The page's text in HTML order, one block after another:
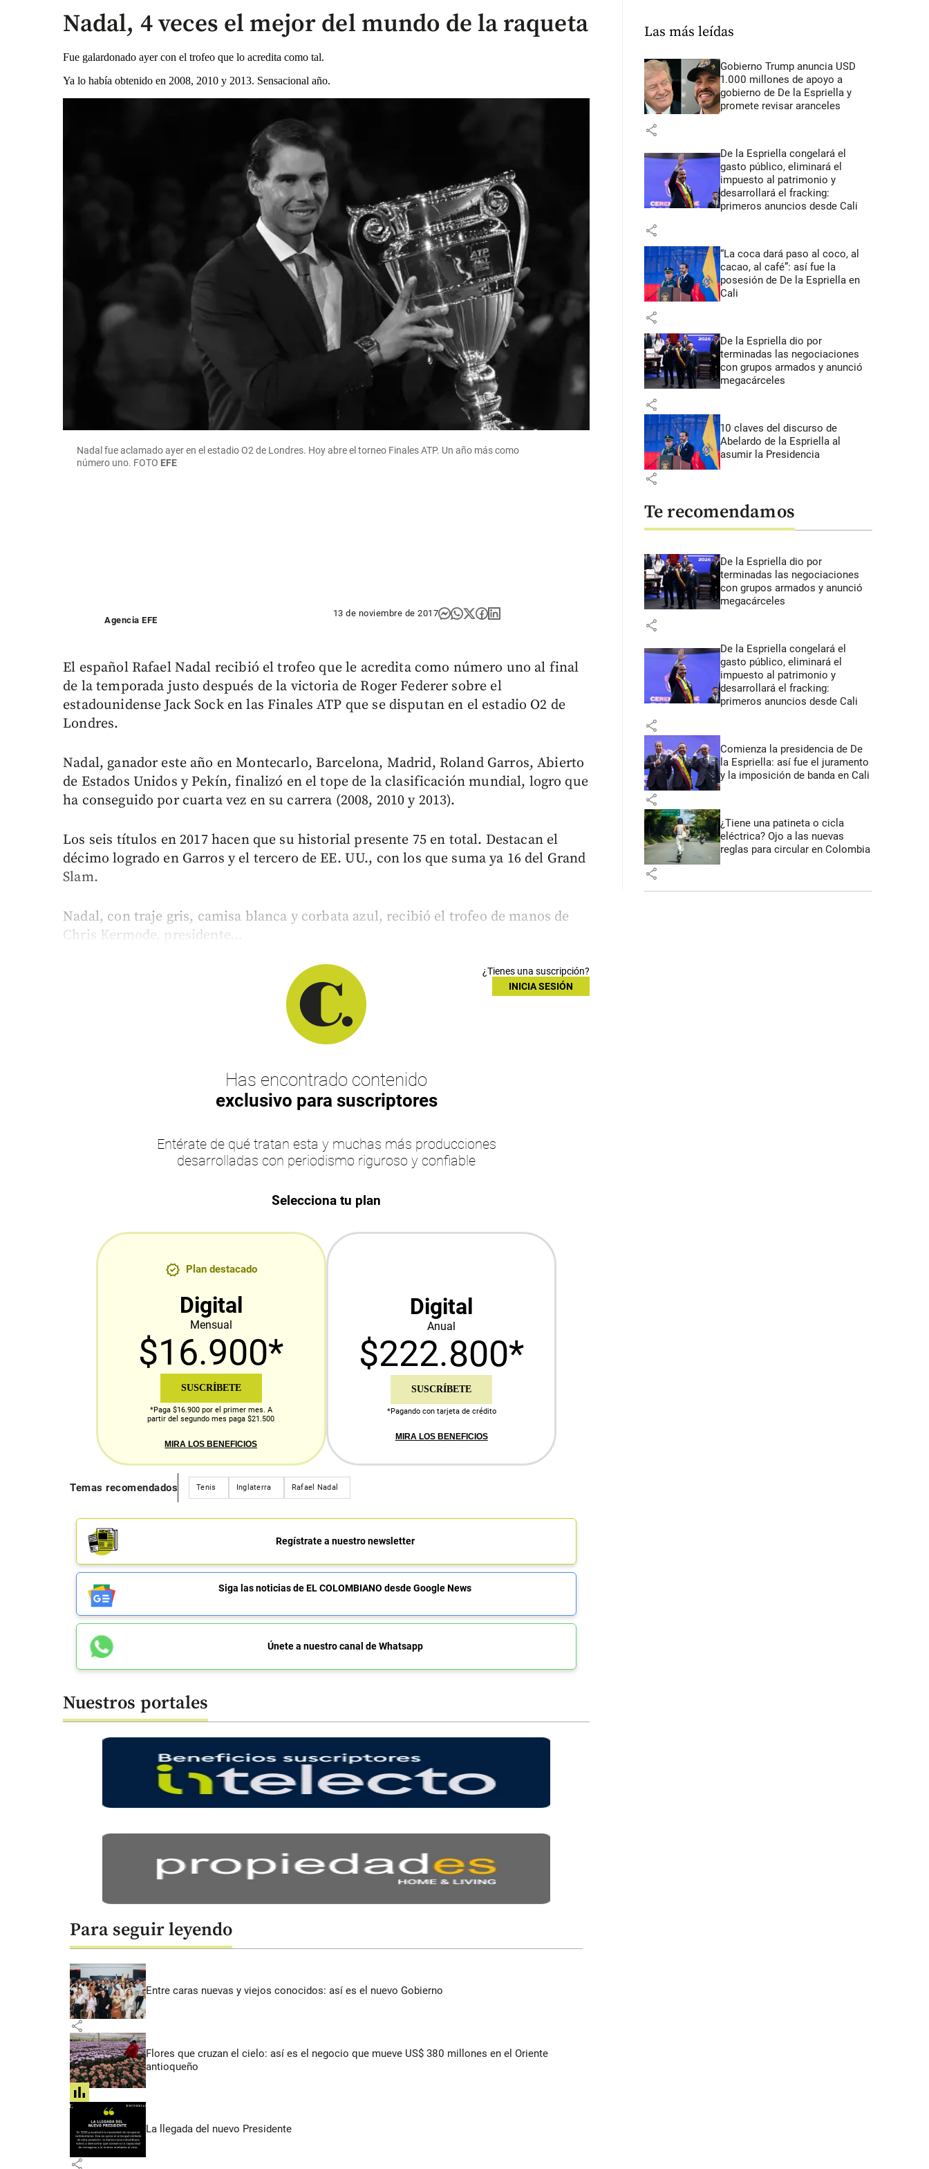
Nadal, 4 veces el mejor del mundo de la raqueta
Fue galardonado ayer con el trofeo que lo acredita como tal.
Ya lo había obtenido en 2008, 2010 y 2013. Sensacional año.
Nadal fue aclamado ayer en el estadio O2 de Londres. Hoy abre el torneo Finales ATP. Un año más como
número uno. FOTO EFE
Agencia EFE
13 de noviembre de 2017
El español Rafael Nadal recibió el trofeo que le acredita como número uno al final
de la temporada justo después de la victoria de Roger Federer sobre el
estadounidense Jack Sock en las Finales ATP que se disputan en el estadio O2 de
Londres.
Nadal, ganador este año en Montecarlo, Barcelona, Madrid, Roland Garros, Abierto
de Estados Unidos y Pekín, finalizó en el tope de la clasificación mundial, logro que
ha conseguido por cuarta vez en su carrera (2008, 2010 y 2013).
Los seis títulos en 2017 hacen que su historial presente 75 en total. Destacan el
décimo logrado en Garros y el tercero de EE. UU., con los que suma ya 16 del Grand
Slam.
Nadal, con traje gris, camisa blanca y corbata azul, recibió el trofeo de manos de
Chris Kermode, presidente...
¿Tienes una suscripción?
INICIA SESIÓN
Has encontrado contenido
exclusivo para suscriptores
Entérate de qué tratan esta y muchas más producciones
desarrolladas con periodismo riguroso y confiable
Selecciona tu plan
Plan destacado
Digital
Mensual
$16.900*
SUSCRÍBETE
*Paga $16.900 por el primer mes. A
partir del segundo mes paga $21.500
MIRA LOS BENEFICIOS
Digital
Anual
$222.800*
SUSCRÍBETE
*Pagando con tarjeta de crédito
MIRA LOS BENEFICIOS
Temas recomendados Tenis Inglaterra Rafael Nadal
Regístrate a nuestro newsletter
Siga las noticias de EL COLOMBIANO desde Google News
Únete a nuestro canal de Whatsapp
Nuestros portales
Para seguir leyendo
Entre caras nuevas y viejos conocidos: así es el nuevo Gobierno
share
Flores que cruzan el cielo: así es el negocio que mueve US$ 380 millones en el Oriente
antioqueño
share
La llegada del nuevo Presidente
share
Las más leídas
Gobierno Trump anuncia USD
1.000 millones de apoyo a
gobierno de De la Espriella y
promete revisar aranceles
share
De la Espriella congelará el
gasto público, eliminará el
impuesto al patrimonio y
desarrollará el fracking:
primeros anuncios desde Cali
share
“La coca dará paso al coco, al
cacao, al café”: así fue la
posesión de De la Espriella en
Cali
share
De la Espriella dio por
terminadas las negociaciones
con grupos armados y anunció
megacárceles
share
10 claves del discurso de
Abelardo de la Espriella al
asumir la Presidencia
share
Te recomendamos
De la Espriella dio por
terminadas las negociaciones
con grupos armados y anunció
megacárceles
share
De la Espriella congelará el
gasto público, eliminará el
impuesto al patrimonio y
desarrollará el fracking:
primeros anuncios desde Cali
share
Comienza la presidencia de De
la Espriella: así fue el juramento
y la imposición de banda en Cali
share
¿Tiene una patineta o cicla
eléctrica? Ojo a las nuevas
reglas para circular en Colombia
share